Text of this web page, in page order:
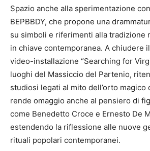
Spazio anche alla sperimentazione
BEPBBDY, che propone una
su simboli e riferimenti alla tradizione
in chiave contemporanea. A chiudere
video-installazione “Searching for
luoghi del Massiccio del Partenio,
studiosi legati al mito dell’orto magico
rende omaggio anche al pensiero di
come Benedetto Croce e Ernesto De
estendendo la riflessione alle nuove
rituali popolari contemporanei.